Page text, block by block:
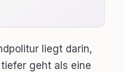
liegt darin,
geht als eine